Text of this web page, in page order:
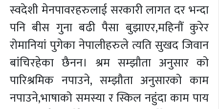
स्वदेशी मेनपावरहरुलाई सरकारी लागत दर भन्दा
पनि बीस गुना बढी पैसा बुझाएर,महिनौं कुरेर
रोमानियां पुगेका नेपालीहरुले त्यति सुखद जिवान
बांचिरहेका छैनन। श्रम सम्झौता अनुसार को
पारिश्रमिक नपाउने, सम्झौता अनुसारको काम
नपाउने,भाषाको समस्या र स्किल नहुंदा काम पाय